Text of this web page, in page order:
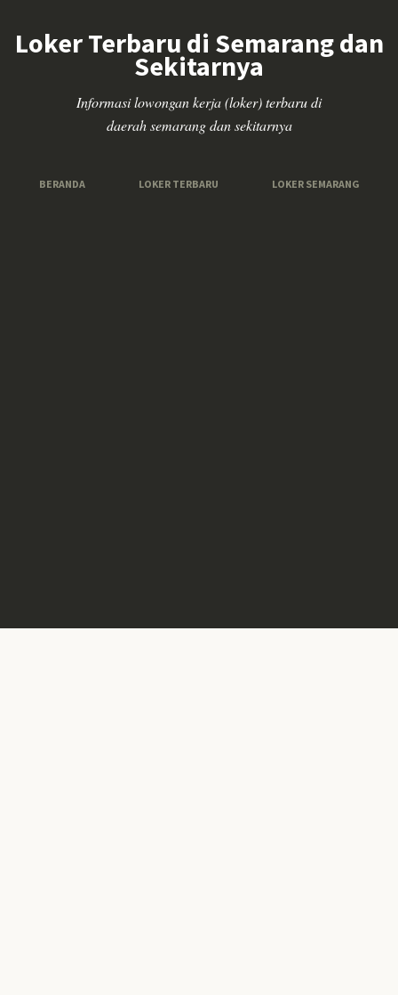
Loker Terbaru di Semarang dan
Sekitarnya
Informasi lowongan kerja (loker) terbaru di
daerah semarang dan sekitarnya
BERANDA LOKER TERBARU LOKER SEMARANG